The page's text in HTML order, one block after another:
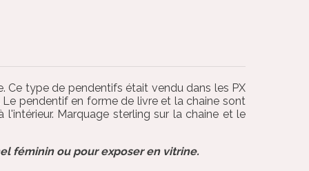
Ce type de pendentifs était vendu dans les PX
pendentif en forme de livre et la chaine sont
Marquage sterling sur la chaine et le
féminin ou pour exposer en vitrine.